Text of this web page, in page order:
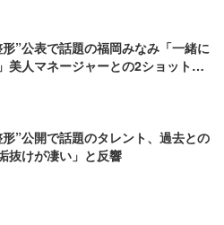
”公表で話題の福岡みなみ「一緒に
美人マネージャーとの2ショット公
”公開で話題のタレント、過去との
抜けが凄い」と反響